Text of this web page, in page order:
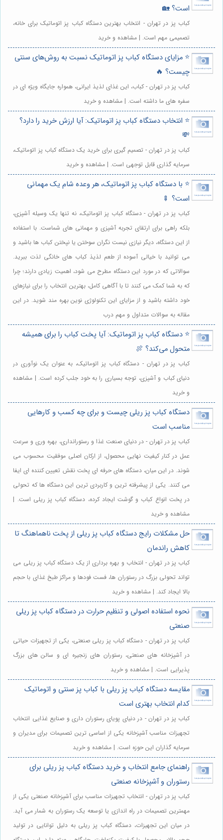
است؟ 🏡
کباب پز در تهران - انتخاب بهترین دستگاه کباب پز اتوماتیک برای خانه،
تصمیمی مهم است. | مشاهده و خرید
⭐️ مزایای دستگاه کباب پز اتوماتیک نسبت به روش‌های سنتی
چیست؟ 🔥
کباب پز در تهران - کباب، این غذای لذیذ ایرانی، همواره جایگاه ویژه ای در
سفره های ما داشته است. | مشاهده و خرید
⭐️ انتخاب دستگاه کباب پز اتوماتیک: آیا ارزش خرید را دارد؟
💸
کباب پز در تهران - تصمیم گیری برای خرید یک دستگاه کباب پز اتوماتیک،
سرمایه گذاری قابل توجهی است. | مشاهده و خرید
⭐️ با دستگاه کباب پز اتوماتیک، هر وعده شام یک مهمانی
است؟ 🍢
کباب پز در تهران - دستگاه کباب پز اتوماتیک، نه تنها یک وسیله آشپزی،
بلکه راهی برای ارتقای تجربه آشپزی و مهمانی های شماست. با استفاده
از این دستگاه، دیگر نیازی نیست نگران سوختن یا نپختن کباب ها باشید و
می توانید با خیالی آسوده از طعم لذیذ کباب های خانگی لذت ببرید.
سوالاتی که در مورد این دستگاه مطرح می شود، اهمیت زیادی دارند؛ چرا
که به شما کمک می کنند تا با آگاهی کامل، بهترین انتخاب را برای نیازهای
خود داشته باشید و از مزایای این تکنولوژی نوین بهره مند شوید. در این
مقاله به سوالات متداول و مهم درب
⭐️ دستگاه کباب پز اتوماتیک: آیا پخت کباب را برای همیشه
متحول می‌کند؟ 🍖
کباب پز در تهران - دستگاه کباب پز اتوماتیک، به عنوان یک نوآوری در
دنیای کباب و آشپزی، توجه بسیاری را به خود جلب کرده است. | مشاهده
و خرید
دستگاه کباب پز ریلی چیست و برای چه کسب و کارهایی
مناسب است
کباب پز در تهران - در دنیای صنعت غذا و رستورانداری، بهره وری و سرعت
عمل در کنار کیفیت نهایی محصول، از ارکان اصلی موفقیت محسوب می
شوند. در این میان، دستگاه های حرفه ای پخت نقش تعیین کننده ای ایفا
می کنند. یکی از پیشرفته ترین و کاربردی ترین این دستگاه ها که تحولی
در پخت انواع کباب و گوشت ایجاد کرده، دستگاه کباب پز ریلی است. |
مشاهده و خرید
حل مشکلات رایج دستگاه کباب پز ریلی از پخت ناهماهنگ تا
کاهش راندمان
کباب پز در تهران - انتخاب و بهره برداری از یک دستگاه کباب پز ریلی می
تواند تحولی بزرگ در رستوران ها، فست فودها و مراکز طبخ غذای با حجم
بالا ایجاد کند. | مشاهده و خرید
نحوه استفاده اصولی و تنظیم حرارت در دستگاه کباب پز ریلی
صنعتی
کباب پز در تهران - دستگاه کباب پز ریلی صنعتی، یکی از تجهیزات حیاتی
در آشپزخانه های صنعتی، رستوران های زنجیره ای و سالن های بزرگ
پذیرایی است. | مشاهده و خرید
مقایسه دستگاه کباب پز ریلی با کباب پز سنتی و اتوماتیک
کدام انتخاب بهتری است
کباب پز در تهران - در دنیای پویای رستوران داری و صنایع غذایی انتخاب
تجهیزات مناسب آشپزخانه یکی از اساسی ترین تصمیمات برای مدیران و
سرمایه گذاران این حوزه است. | مشاهده و خرید
راهنمای جامع انتخاب و خرید دستگاه کباب پز ریلی برای
رستوران و آشپزخانه صنعتی
کباب پز در تهران - انتخاب تجهیزات مناسب برای آشپزخانه صنعتی یکی از
مهمترین تصمیمات در راه اندازی یا توسعه یک رستوران به شمار می آید.
در میان این تجهیزات، دستگاه کباب پز ریلی به دلیل توانایی در تولید